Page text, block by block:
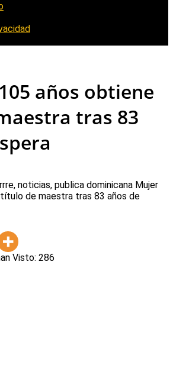
años obtiene
tras 83
noticias, publica dominicana Mujer
de maestra tras 83 años de
Visto: 286